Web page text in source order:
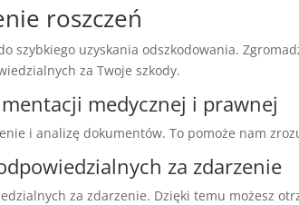
roszczeń
szybkiego uzyskania odszkodowania.
za Twoje szkody.
medycznej i prawnej
i analizę dokumentów. To pomoże nam
za zdarzenie
za zdarzenie. Dzięki temu możesz